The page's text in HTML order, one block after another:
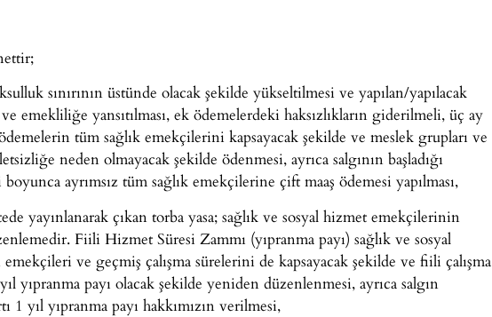
sınırının üstünde olacak şekilde yükseltilmesi ve yapılan/yapılacak
emekliliğe yansıtılması, ek ödemelerdeki haksızlıkların giderilmeli, üç ay
tüm sağlık emekçilerini kapsayacak şekilde ve meslek grupları ve
neden olmayacak şekilde ödenmesi, ayrıca salgının başladığı
ayrımsız tüm sağlık emekçilerine çift maaş ödemesi yapılması,
yayınlanarak çıkan torba yasa; sağlık ve sosyal hizmet emekçilerinin
Fiili Hizmet Süresi Zammı (yıpranma payı) sağlık ve sosyal
ve geçmiş çalışma sürelerini de kapsayacak şekilde ve fiili çalışma
yıpranma payı olacak şekilde yeniden düzenlenmesi, ayrıca salgın
1 yıl yıpranma payı hakkımızın verilmesi,